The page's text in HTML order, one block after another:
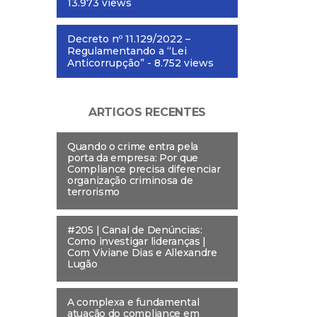
13.973 views
Decreto nº 11.129/2022 –
Regulamentando a “Lei
Anticorrupção” - 8.752 views
ARTIGOS RECENTES
Quando o crime entra pela
porta da empresa: Por que
Compliance precisa diferenciar
organização criminosa de
terrorismo
#205 | Canal de Denúncias:
Como investigar lideranças |
Com Viviane Dias e Allexandre
Lugão
A complexa e fundamental
atuação do compliance em